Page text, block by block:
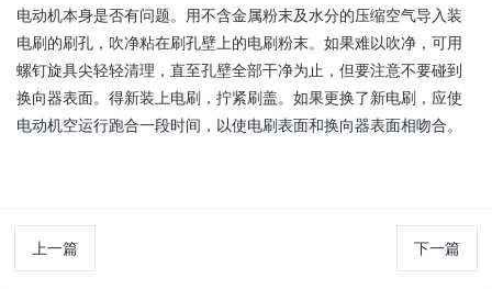
电动机本身是否有问题。用不含金属粉末及水分的压缩空气导入装
电刷的刷孔，吹净粘在刷孔壁上的电刷粉末。如果难以吹净，可用
螺钉旋具尖轻轻清理，直至孔壁全部干净为止，但要注意不要碰到
换向器表面。得新装上电刷，拧紧刷盖。如果更换了新电刷，应使
电动机空运行跑合一段时间，以使电刷表面和换向器表面相吻合。
上一篇 下一篇